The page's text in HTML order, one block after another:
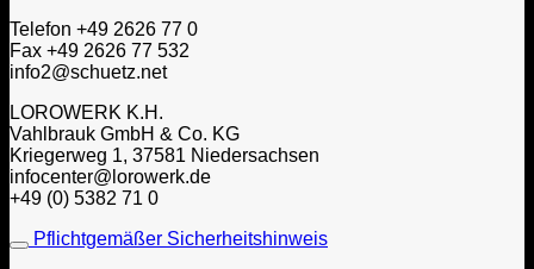
Telefon +49 2626 77 0
Fax +49 2626 77 532
info2@schuetz.net
LOROWERK K.H.
Vahlbrauk GmbH & Co. KG
Kriegerweg 1, 37581 Niedersachsen
infocenter@lorowerk.de
+49 (0) 5382 71 0
Pflichtgemäßer Sicherheitshinweis